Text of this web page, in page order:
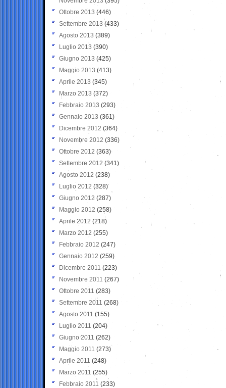
Ottobre 2013 (446)
Settembre 2013 (433)
Agosto 2013 (389)
Luglio 2013 (390)
Giugno 2013 (425)
Maggio 2013 (413)
Aprile 2013 (345)
Marzo 2013 (372)
Febbraio 2013 (293)
Gennaio 2013 (361)
Dicembre 2012 (364)
Novembre 2012 (336)
Ottobre 2012 (363)
Settembre 2012 (341)
Agosto 2012 (238)
Luglio 2012 (328)
Giugno 2012 (287)
Maggio 2012 (258)
Aprile 2012 (218)
Marzo 2012 (255)
Febbraio 2012 (247)
Gennaio 2012 (259)
Dicembre 2011 (223)
Novembre 2011 (267)
Ottobre 2011 (283)
Settembre 2011 (268)
Agosto 2011 (155)
Luglio 2011 (204)
Giugno 2011 (262)
Maggio 2011 (273)
Aprile 2011 (248)
Marzo 2011 (255)
Febbraio 2011 (233)